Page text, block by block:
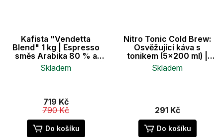
Kafista "Vendetta
Blend" 1 kg | Espresso
směs Arabika 80 % a
Robusta 20 % - zrnková
káva pražená na
produktu
5,0
z
Skladem
719 Kč
790 Kč
Do košíku
Nitro Tonic Cold Brew:
Osvěžující káva s
tonikem (5x200 ml) |
Hard Beans
Skladem
291 Kč
Do košíku